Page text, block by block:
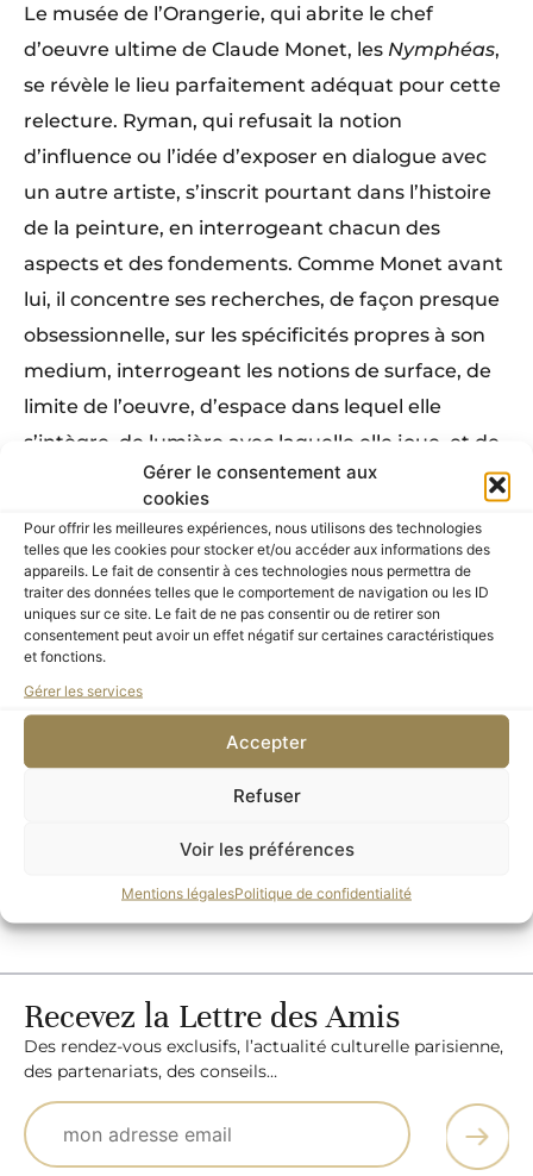
Gérer le consentement aux
cookies
Pour offrir les meilleures expériences, nous utilisons des technologies
telles que les cookies pour stocker et/ou accéder aux informations des
appareils. Le fait de consentir à ces technologies nous permettra de
traiter des données telles que le comportement de navigation ou les ID
uniques sur ce site. Le fait de ne pas consentir ou de retirer son
consentement peut avoir un effet négatif sur certaines caractéristiques
et fonctions.
Gérer les services
Accepter
Refuser
Voir les préférences
Mentions légalesPolitique de confidentialité
Le musée de l’Orangerie, qui abrite le chef
d’oeuvre ultime de Claude Monet, les Nymphéas,
se révèle le lieu parfaitement adéquat pour cette
relecture. Ryman, qui refusait la notion
d’influence ou l’idée d’exposer en dialogue avec
un autre artiste, s’inscrit pourtant dans l’histoire
de la peinture, en interrogeant chacun des
aspects et des fondements. Comme Monet avant
lui, il concentre ses recherches, de façon presque
obsessionnelle, sur les spécificités propres à son
medium, interrogeant les notions de surface, de
limite de l’oeuvre, d’espace dans lequel elle
s’intègre, de lumière avec laquelle elle joue, et de
durée dans laquelle elle se déploie.
Commissariat
Claire Bernardi, directrice du musée de
l’Orangerie, avec la collaboration de Guillaume
Fabius, assistant de conservation
En savoir plus
Recevez la Lettre des Amis
Des rendez-vous exclusifs, l’actualité culturelle parisienne,
des partenariats, des conseils…